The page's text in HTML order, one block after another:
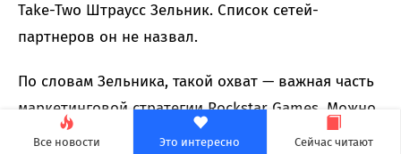
Все новости Это интересно Сейчас читают
Take-Two Штраусс Зельник. Список сетей-
партнеров он не назвал.
По словам Зельника, такой охват — важная часть
маркетинговой стратегии Rockstar Games. Можно
предположить, что в списке партнеров не